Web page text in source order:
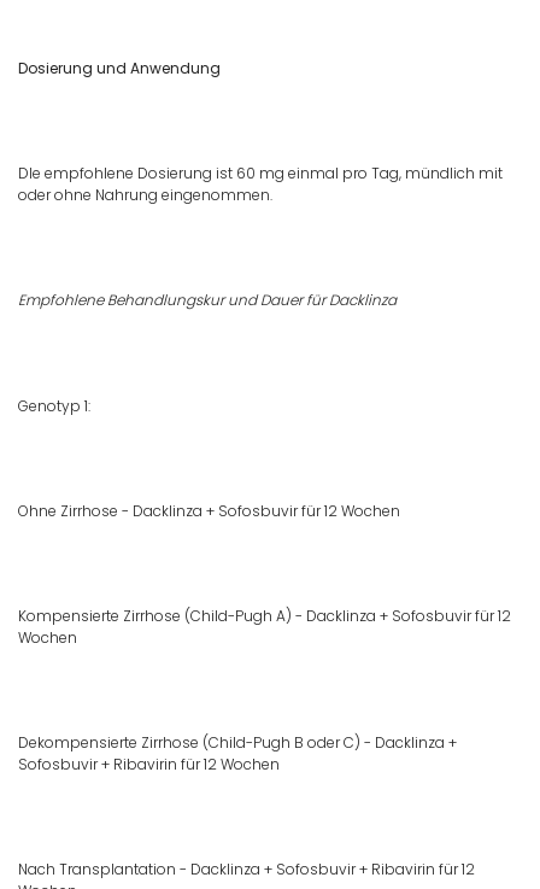
Dosierung und Anwendung
DIe empfohlene Dosierung ist 60 mg einmal pro Tag, mündlich mit
oder ohne Nahrung eingenommen.
Empfohlene Behandlungskur und Dauer für Dacklinza
Genotyp 1:
Ohne Zirrhose - Dacklinza + Sofosbuvir für 12 Wochen
Kompensierte Zirrhose (Child-Pugh A) - Dacklinza + Sofosbuvir für 12
Wochen
Dekompensierte Zirrhose (Child-Pugh B oder C) - Dacklinza +
Sofosbuvir + Ribavirin für 12 Wochen
Nach Transplantation - Dacklinza + Sofosbuvir + Ribavirin für 12